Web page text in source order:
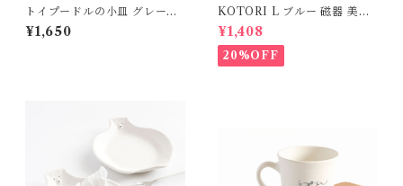
トイプードルの小皿 グレージ
ュ 磁器 よしざわ窯 益子
¥1,650
KOTORI L ブルー 磁器 美濃
焼
¥1,408
20%OFF